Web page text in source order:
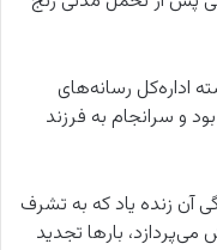
اداره‌کل رسانه‌های
و سرانجام به فرزند
آن زنده یاد که به تشرف
بارها تجدید